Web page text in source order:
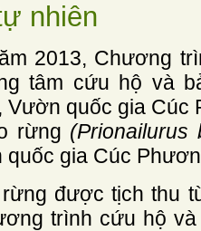
nhiên
2013, Chương
tâm cứu hộ và
Vườn quốc gia Cúc
rừng (Prionailurus
gia Cúc
được tịch thu
trình cứu hộ